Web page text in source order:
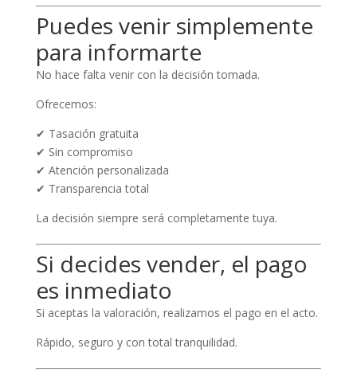
Puedes venir simplemente
para informarte
No hace falta venir con la decisión tomada.
Ofrecemos:
✔ Tasación gratuita
✔ Sin compromiso
✔ Atención personalizada
✔ Transparencia total
La decisión siempre será completamente tuya.
Si decides vender, el pago
es inmediato
Si aceptas la valoración, realizamos el pago en el acto.
Rápido, seguro y con total tranquilidad.